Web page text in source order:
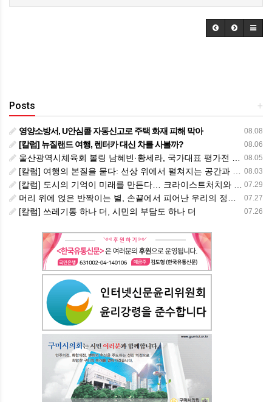
+
Posts
08.08
영양소방서, U안심콜 자동신고로 주택 화재 피해 막아
08.06
[칼럼] 뉴질랜드 여행, 렌터카 대신 차를 사볼까?
08.05
울산광역시체육회 볼링 남혜빈·황세라, 국가대표 평가전 통과… ‘아시아선수권 출전’
08.03
[칼럼] 여행의 본질을 묻다: 선상 위에서 펼쳐지는 공간과 사람, 그리고 미식의 미학
07.29
[칼럼] 도시의 기억이 미래를 만든다… 크라이스트처치와 한국 도시가 주는 교훈
07.27
머리 위에 얹은 반짝이는 별, 손끝에서 피어난 우리의 정체성
07.26
[칼럼] 쓰레기통 하나 더, 시민의 부담도 하나 더